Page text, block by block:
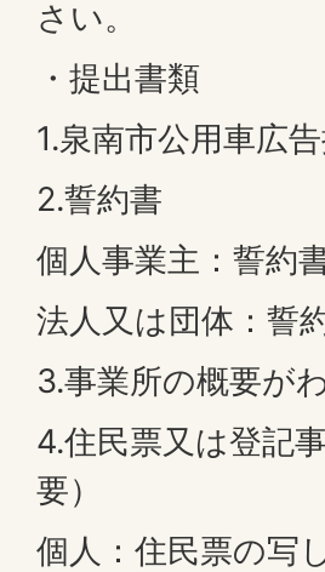
さい。
・提出書類
1.泉南市公用車広
2.誓約書
個人事業主：誓約
法人又は団体：誓
3.事業所の概要が
4.住民票又は登記
要）
個人：住民票の写